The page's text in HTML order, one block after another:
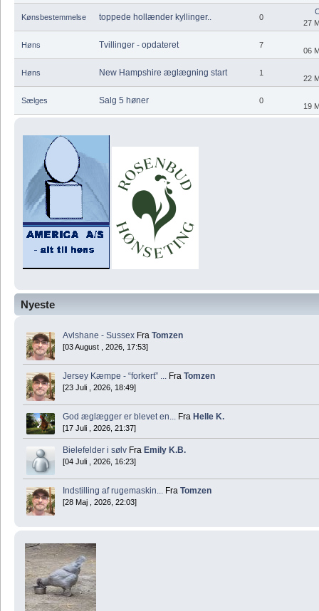
Nyeste
Avlshane - Sussex Fra Tomzen
[03 August , 2026, 17:53]
Jersey Kæmpe - “forkert” ... Fra Tomzen
[23 Juli , 2026, 18:49]
God æglægger er blevet en... Fra Helle K.
[17 Juli , 2026, 21:37]
Bielefelder i sølv Fra Emily K.B.
[04 Juli , 2026, 16:23]
Indstilling af rugemaskin... Fra Tomzen
[28 Maj , 2026, 22:03]
Kønsbestemmelse toppede hollænder kyllinger.. 0
27
Høns Tvillinger - opdateret 7
06
Høns New Hampshire æglægning start 1
22
Sælges Salg 5 høner 0
19